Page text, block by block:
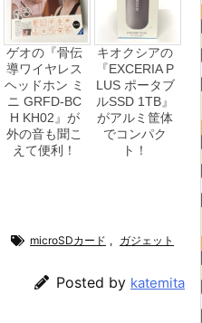
ゲオの『骨伝
導ワイヤレス
ヘッドホン ミ
ニ GRFD-BC
H KH02』が
外の音も聞こ
えて便利！
キオクシアの
『EXCERIA P
LUS ポータブ
ルSSD 1TB』
がアルミ筐体
でコンパク
ト！
microSDカード , ガジェット
Posted by katemita